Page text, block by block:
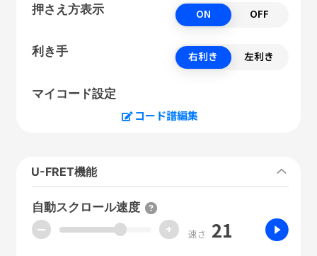
押さえ方表示 ON OFF
利き手 右利き 左利き
マイコード設定
コード譜編集
U-FRET機能
自動スクロール速度
ー + 速さ 21